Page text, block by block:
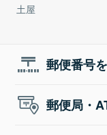
土屋
郵便番号
郵便局・